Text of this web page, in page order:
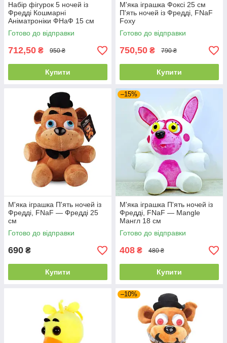
Набір фігурок 5 ночей із
Фредді Кошмарні
Аніматроніки ФНаФ 15 см
Готово до відправки
712,50 ₴ 950 ₴
Купити
М'яка іграшка Фоксі 25 см
П'ять ночей із Фредді, FNaF
Foxy
Готово до відправки
750,50 ₴ 790 ₴
Купити
М'яка іграшка П'ять ночей із
Фредді, FNaF — Фредді 25
см
Готово до відправки
690 ₴
Купити
–15%
М'яка іграшка П'ять ночей із
Фредді, FNaF — Mangle
Мангл 18 см
Готово до відправки
408 ₴ 480 ₴
Купити
–10%